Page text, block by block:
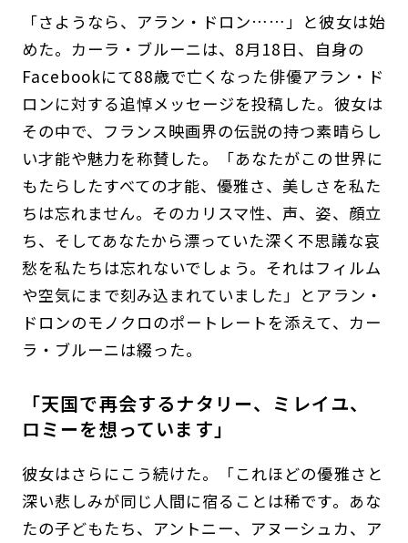
「さようなら、アラン・ドロン……」と彼女は始
めた。カーラ・ブルーニは、8月18日、自身の
Facebookにて88歳で亡くなった俳優アラン・ド
ロンに対する追悼メッセージを投稿した。彼女は
その中で、フランス映画界の伝説の持つ素晴らし
い才能や魅力を称賛した。「あなたがこの世界に
もたらしたすべての才能、優雅さ、美しさを私た
ちは忘れません。そのカリスマ性、声、姿、顔立
ち、そしてあなたから漂っていた深く不思議な哀
愁を私たちは忘れないでしょう。それはフィルム
や空気にまで刻み込まれていました」とアラン・
ドロンのモノクロのポートレートを添えて、カー
ラ・ブルーニは綴った。
「天国で再会するナタリー、ミレイユ、
ロミーを想っています」
彼女はさらにこう続けた。「これほどの優雅さと
深い悲しみが同じ人間に宿ることは稀です。あな
たの子どもたち、アントニー、アヌーシュカ、ア